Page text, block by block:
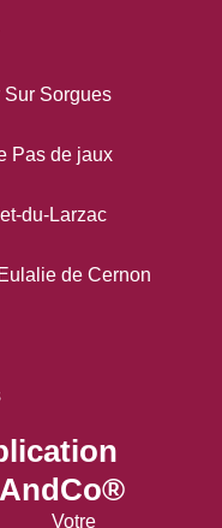
vous permet de
interactifs sur
:
scolaire,
Sur Sorgues
Pas de jaux
du-Larzac
de Cernon
Votre